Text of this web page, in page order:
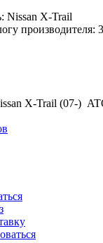
Nissan X-Trail
производителя:
X-Trail (07-)